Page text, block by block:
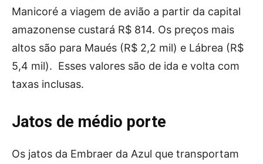
Manicoré a viagem de avião a partir da capital
amazonense custará R$ 814. Os preços mais
altos são para Maués (R$ 2,2 mil) e Lábrea (R$
5,4 mil). Esses valores são de ida e volta com
taxas inclusas.
Jatos de médio porte
Os jatos da Embraer da Azul que transportam